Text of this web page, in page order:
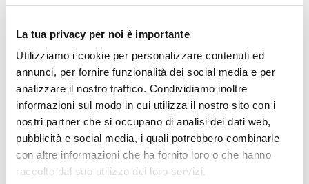
La tua privacy per noi è importante
Utilizziamo i cookie per personalizzare contenuti ed
annunci, per fornire funzionalità dei social media e per
analizzare il nostro traffico. Condividiamo inoltre
informazioni sul modo in cui utilizza il nostro sito con i
nostri partner che si occupano di analisi dei dati web,
pubblicità e social media, i quali potrebbero combinarle
con altre informazioni che ha fornito loro o che hanno
raccolto dal suo utilizzo dei loro servizi.
Atmosè una carrozzina superleggera ed una soluzione di
mobilità del tutto nuova, sia nel portafoglio d’offerta
Moretti che sul mercato.
Dietro ad Atmos c’è stato un lungo studio, una
valutazione precisa e puntuale delle esigenze di tutti
coloro che, pur non potendo contare sulla propria
integrità fisica, mantengono unostile di vita attivo,
utilizzando la carrozzina per molte ore consecutive ogni
giorno, spostandosi in contesti urbani con frequenti